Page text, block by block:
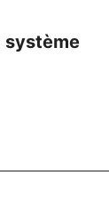
système